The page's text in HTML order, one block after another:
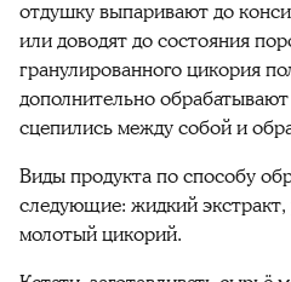
отдушку выпаривают до
или доводят до состояния
гранулированного цикория
дополнительно
сцепились между собой и
Виды продукта по способу
следующие: жидкий
молотый цикорий.